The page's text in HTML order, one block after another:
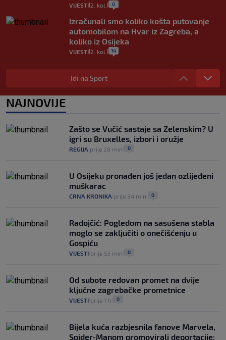
VIJESTI 2. kol. 0
Izračunali smo koliko košta putovanje
automobilom na Hvar iz Zagreba, a
koliko iz Osijeka
VIJESTI 2. kol. 14
"Kći je otišla na more, a zaboravila
zdravstvenu iskaznicu". Kakva su prava
pacijenata izvan mjesta prebivališta?
VIJESTI 1. kol. 1
junaci naših priča budu oni koji pomažu,
a ne oni koji su pobijedili nekoga"
VIJESTI 30. srp. 2
Idi na Sport
NAJNOVIJE
Zašto se Vučić sastaje sa Zelenskim? U
igri su Bruxelles, izbori i oružje
REGIJA prije 28 min 0
U Osijeku pronađen još jedan ozlijeđeni
muškarac
CRNA KRONIKA prije 34 min 0
Radojčić: Pogledom na sasušena stabla
moglo se zaključiti o onečišćenju u
Gospiću
VIJESTI prije 53 min 0
Od subote redovan promet na dvije
ključne zagrebačke prometnice
VIJESTI prije 1 h 0
Bijela kuća razbjesnila fanove Marvela,
Spider-Manom promovirali deportacije: